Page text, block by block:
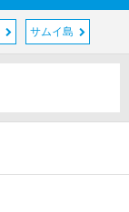
サムイ島